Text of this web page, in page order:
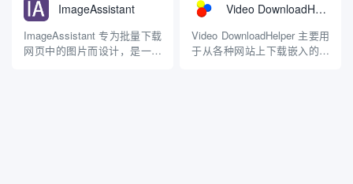
进的专有 AI 技术和 OpenAI
GPT，Eightify 可以有效地提
取、分析和浓缩视频的要点，
并在数秒...
们搜索网页的方式。如果你想
让它更容易找到并使用它，可
以通过安装它的 Chrome 扩展
程序。 ChatGPT 搜索是一个
ImageAssistant
ImageAssistant 专为批量下载
网页中的图片而设计，是一款
Video DownloadHelper
Video DownloadHelper 主要用
于从各种网站上下载嵌入的视